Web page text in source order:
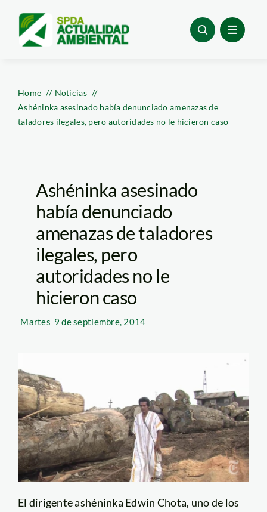
content
Home
Noticias
Ashéninka asesinado había denunciado amenazas de
taladores ilegales, pero autoridades no le hicieron caso
Ashéninka asesinado
había denunciado
amenazas de taladores
ilegales, pero
autoridades no le
hicieron caso
Martes 9 de septiembre, 2014
El dirigente ashéninka Edwin Chota, uno de los